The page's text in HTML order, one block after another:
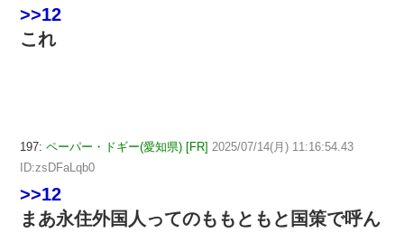
>>12
これ
197: ペーパー・ドギー(愛知県) [FR] 2025/07/14(月) 11:16:54.43
ID:zsDFaLqb0
>>12
まあ永住外国人ってのももともと国策で呼ん